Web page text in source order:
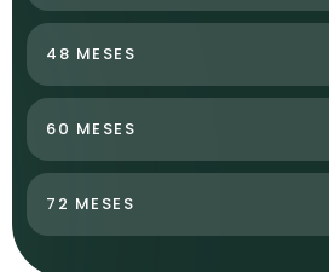
48 MESES
60 MESES
72 MESES